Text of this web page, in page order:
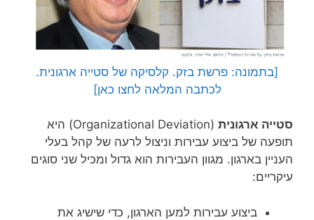
[בתמונה: פרשת בזק. קלסיקה של סטייה ארגונית.
לכתבה המלאה לחצו כאן]
סטייה ארגונית
(Organizational Deviation) היא
תופעה של ביצוע עבירות וניצול לרעה של קהל בעלי
העניין בארגון. מגוון העבירות הוא גדול ומכיל שני סוגים
עיקריים:
ביצוע עבירות למען הארגון, כדי שישיג את